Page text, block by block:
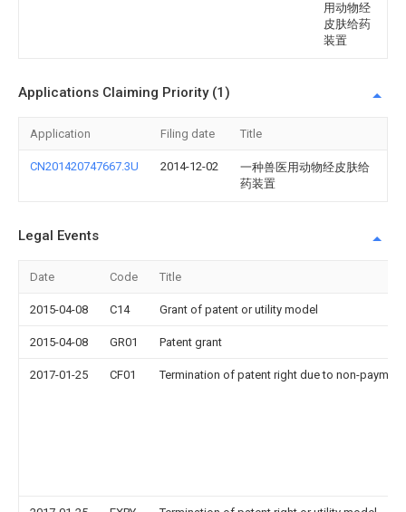
用动物经
皮肤给药
装置
Applications Claiming Priority (1)
Application Filing date Title
CN201420747667.3U 2014-12-02
一种兽医用动物经皮肤给
药装置
Legal Events
Date Code Title
2015-04-08 C14 Grant of patent or utility model
2015-04-08 GR01 Patent grant
2017-01-25 CF01 Termination of patent right due to non-